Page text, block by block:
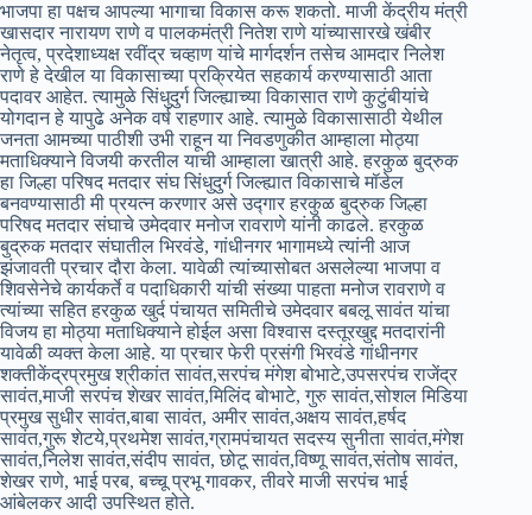
भाजपा हा पक्षच आपल्या भागाचा विकास करू शकतो. माजी केंद्रीय मंत्री
खासदार नारायण राणे व पालकमंत्री नितेश राणे यांच्यासारखे खंबीर
नेतृत्व, प्रदेशाध्यक्ष रवींद्र चव्हाण यांचे मार्गदर्शन तसेच आमदार निलेश
राणे हे देखील या विकासाच्या प्रक्रियेत सहकार्य करण्यासाठी आता
पदावर आहेत. त्यामुळे सिंधुदुर्ग जिल्ह्याच्या विकासात राणे कुटुंबीयांचे
योगदान हे यापुढे अनेक वर्ष राहणार आहे. त्यामुळे विकासासाठी येथील
जनता आमच्या पाठीशी उभी राहून या निवडणुकीत आम्हाला मोठ्या
मताधिक्याने विजयी करतील याची आम्हाला खात्री आहे. हरकुळ बुद्रुक
हा जिल्हा परिषद मतदार संघ सिंधुदुर्ग जिल्ह्यात विकासाचे मॉडेल
बनवण्यासाठी मी प्रयत्न करणार असे उद्गार हरकुळ बुद्रुक जिल्हा
परिषद मतदार संघाचे उमेदवार मनोज रावराणे यांनी काढले. हरकुळ
बुद्रुक मतदार संघातील भिरवंडे, गांधीनगर भागामध्ये त्यांनी आज
झंजावती प्रचार दौरा केला. यावेळी त्यांच्यासोबत असलेल्या भाजपा व
शिवसेनेचे कार्यकर्ते व पदाधिकारी यांची संख्या पाहता मनोज रावराणे व
त्यांच्या सहित हरकुळ खुर्द पंचायत समितीचे उमेदवार बबलू सावंत यांचा
विजय हा मोठ्या मताधिक्याने होईल असा विश्वास दस्तूरखुद्द मतदारांनी
यावेळी व्यक्त केला आहे. या प्रचार फेरी प्रसंगी भिरवंडे गांधीनगर
शक्तीकेंद्रप्रमुख श्रीकांत सावंत,सरपंच मंगेश बोभाटे,उपसरपंच राजेंद्र
सावंत,माजी सरपंच शेखर सावंत,मिलिंद बोभाटे, गुरु सावंत,सोशल मिडिया
प्रमुख सुधीर सावंत,बाबा सावंत, अमीर सावंत,अक्षय सावंत,हर्षद
सावंत,गुरू शेटये,प्रथमेश सावंत,ग्रामपंचायत सदस्य सुनीता सावंत,मंगेश
सावंत,निलेश सावंत,संदीप सावंत, छोटू सावंत,विष्णू सावंत,संतोष सावंत,
शेखर राणे, भाई परब, बच्चू प्रभू गावकर, तीवरे माजी सरपंच भाई
आंबेलकर आदी उपस्थित होते.